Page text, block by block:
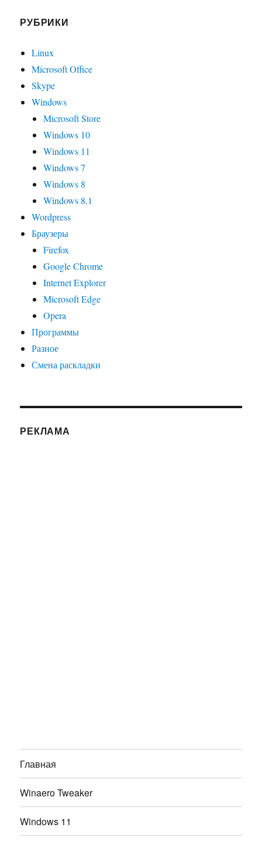
РУБРИКИ
Linux
Microsoft Office
Skype
Windows
Microsoft Store
Windows 10
Windows 11
Windows 7
Windows 8
Windows 8.1
Wordpress
Браузеры
Firefox
Google Chrome
Internet Explorer
Microsoft Edge
Opera
Программы
Разное
Смена раскладки
РЕКЛАМА
Главная
Winaero Tweaker
Windows 11